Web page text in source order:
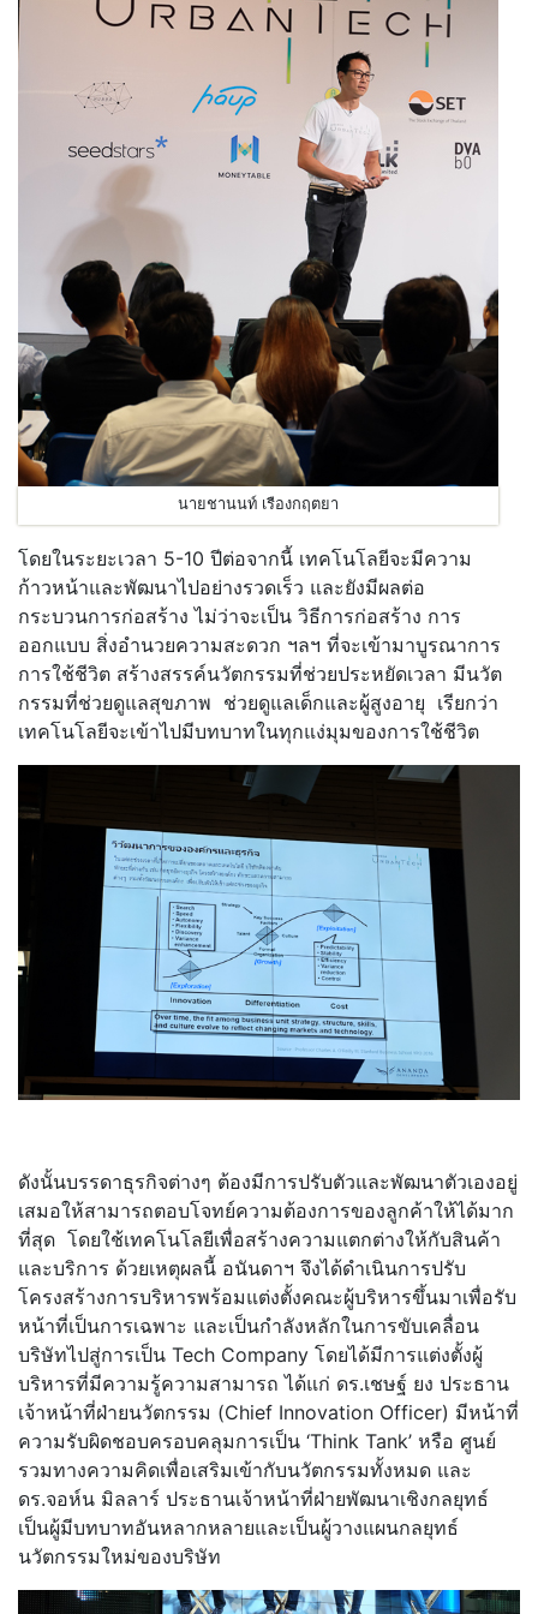
นายชานนท์ เรืองกฤตยา
โดยในระยะเวลา 5-10 ปีต่อจากนี้ เทคโนโลยีจะมีความ
ก้าวหน้าและพัฒนาไปอย่างรวดเร็ว และยังมีผลต่อ
กระบวนการก่อสร้าง ไม่ว่าจะเป็น วิธีการก่อสร้าง การ
ออกแบบ สิ่งอำนวยความสะดวก ฯลฯ ที่จะเข้ามาบูรณาการ
การใช้ชีวิต สร้างสรรค์นวัตกรรมที่ช่วยประหยัดเวลา มีนวัต
กรรมที่ช่วยดูแลสุขภาพ ช่วยดูแลเด็กและผู้สูงอายุ เรียกว่า
เทคโนโลยีจะเข้าไปมีบทบาทในทุกแง่มุมของการใช้ชีวิต
ดังนั้นบรรดาธุรกิจต่างๆ ต้องมีการปรับตัวและพัฒนาตัวเองอยู่
เสมอให้สามารถตอบโจทย์ความต้องการของลูกค้าให้ได้มาก
ที่สุด โดยใช้เทคโนโลยีเพื่อสร้างความแตกต่างให้กับสินค้า
และบริการ ด้วยเหตุผลนี้ อนันดาฯ จึงได้ดำเนินการปรับ
โครงสร้างการบริหารพร้อมแต่งตั้งคณะผู้บริหารขึ้นมาเพื่อรับ
หน้าที่เป็นการเฉพาะ และเป็นกำลังหลักในการขับเคลื่อน
บริษัทไปสู่การเป็น Tech Company โดยได้มีการแต่งตั้งผู้
บริหารที่มีความรู้ความสามารถ ได้แก่ ดร.เชษฐ์ ยง ประธาน
เจ้าหน้าที่ฝ่ายนวัตกรรม (Chief Innovation Officer) มีหน้าที่
ความรับผิดชอบครอบคลุมการเป็น ‘Think Tank’ หรือ ศูนย์
รวมทางความคิดเพื่อเสริมเข้ากับนวัตกรรมทั้งหมด และ
ดร.จอห์น มิลลาร์ ประธานเจ้าหน้าที่ฝ่ายพัฒนาเชิงกลยุทธ์
เป็นผู้มีบทบาทอันหลากหลายและเป็นผู้วางแผนกลยุทธ์
นวัตกรรมใหม่ของบริษัท